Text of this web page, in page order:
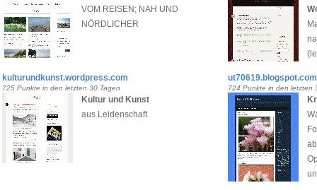
VOM REISEN; NAH UND
NÖRDLICHER
kulturundkunst.wordpress.com
725 Punkte in den letzten 30 Tagen
Kultur und Kunst
aus Leidenschaft
ut70619.blogspot.com
724 Punkte in den letzten